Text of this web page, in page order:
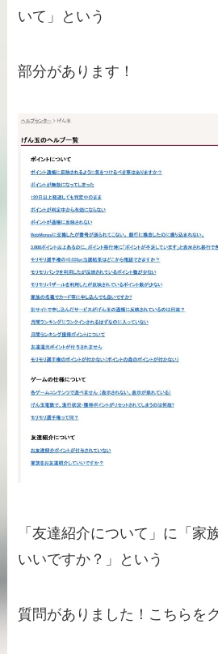
いて」という
部分があります！
「友達紹介について」に「家
いいですか？」という
質問がありました！こちらを